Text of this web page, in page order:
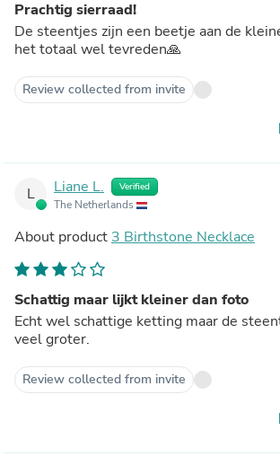
Prachtig sierraad!
De steentjes zijn een beetje aan de
het totaal wel tevreden🙏
Review collected from invite
L Liane L. Verified
The Netherlands
About product 3 Birthstone Necklace
Schattig maar lijkt kleiner dan foto
Echt wel schattige ketting maar de
veel groter.
Review collected from invite